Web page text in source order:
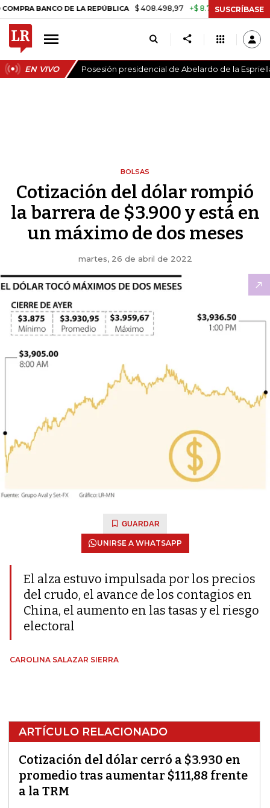
DE LA REPÚBLICA $ 408.498,97 +$ 8.753,81 +2,19% TASA
SUSCRÍBASE
EN VIVO Posesión presidencial de Abelardo de la
BOLSAS
Cotización del dólar rompió
la barrera de $3.900 y está en
un máximo de dos meses
martes, 26 de abril de 2022
GUARDAR
UNIRSE A WHATSAPP
El alza estuvo impulsada por los precios
del crudo, el avance de los contagios en
China, el aumento en las tasas y el riesgo
electoral
CAROLINA SALAZAR SIERRA
ARTÍCULO RELACIONADO
Cotización del dólar cerró a $3.930 en
promedio tras aumentar $111,88 frente
a la TRM